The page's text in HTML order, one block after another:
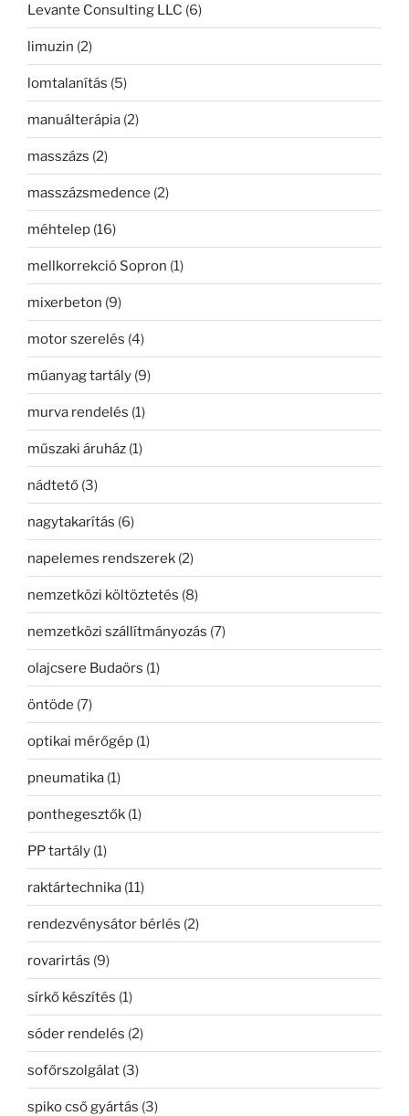
Levante Consulting LLC (6)
limuzin (2)
lomtalanítás (5)
manuálterápia (2)
masszázs (2)
masszázsmedence (2)
méhtelep (16)
mellkorrekció Sopron (1)
mixerbeton (9)
motor szerelés (4)
műanyag tartály (9)
murva rendelés (1)
műszaki áruház (1)
nádtető (3)
nagytakarítás (6)
napelemes rendszerek (2)
nemzetközi költöztetés (8)
nemzetközi szállítmányozás (7)
olajcsere Budaörs (1)
öntöde (7)
optikai mérőgép (1)
pneumatika (1)
ponthegesztők (1)
PP tartály (1)
raktártechnika (11)
rendezvénysátor bérlés (2)
rovarirtás (9)
sírkő készítés (1)
sóder rendelés (2)
sofőrszolgálat (3)
spiko cső gyártás (3)